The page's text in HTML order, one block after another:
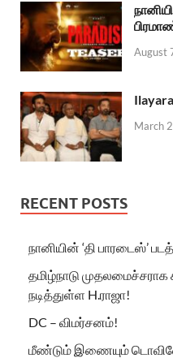
August
March
RECENT POSTS
நானியின் ‘தி பாரடைஸ்’
தமிழ்நாடு முதலமைச்சராக
நடித்துள்ள H.ராஜா!
DC – விமர்சனம்!
மீண்டும் இணையும்